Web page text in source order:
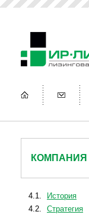
КОМПАНИЯ
4.1.
История
4.2.
Стратегия